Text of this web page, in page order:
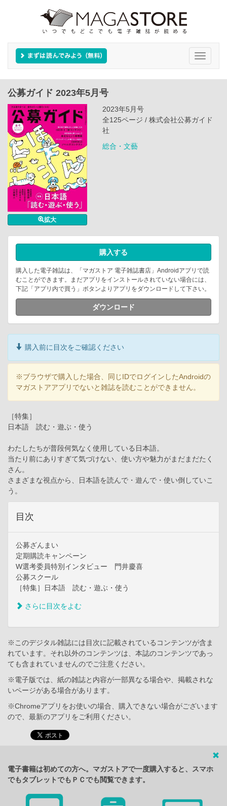
Toggle
公募ガイド 2023年5月号
拡大
2023年5月号
全125ページ / 株式会社公募ガイド
社
総合・文藝
購入する
購入した電子雑誌は、「マガストア 電子雑誌書店」Androidアプリで読
むことができます。まだアプリをインストールされていない場合には、
下記「アプリ内で買う」ボタンよりアプリをダウンロードして下さい。
ダウンロード
購入前に目次をご確認ください
※ブラウザで購入した場合、同じIDでログインしたAndroidの
マガストアアプリでないと雑誌を読むことができません。
［特集］
日本語 読む・遊ぶ・使う
わたしたちが普段何気なく使用している日本語。
当たり前にありすぎて気づけない、使い方や魅力がまだまだたく
さん。
さまざまな視点から、日本語を読んで・遊んで・使い倒していこ
う。
目次
公募ざんまい
定期購読キャンペーン
W選考委員特別インタビュー 門井慶喜
公募スクール
［特集］日本語 読む・遊ぶ・使う
さらに目次をよむ
※このデジタル雑誌には目次に記載されているコンテンツが含ま
れています。それ以外のコンテンツは、本誌のコンテンツであっ
ても含まれていませんのでご注意ください。
※電子版では、紙の雑誌と内容が一部異なる場合や、掲載されな
いページがある場合があります。
※Chromeアプリをお使いの場合、購入できない場合がございます
ので、最新のアプリをご利用ください。
電子書籍は初めての方へ。マガストアで一度購入すると、スマホ
でもタブレットでもＰＣでも閲覧できます。